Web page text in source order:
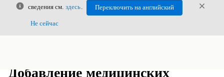
Закрыть
сведения см. здесь.
Переключить на английский
Не сейчас
Добавление медицинских